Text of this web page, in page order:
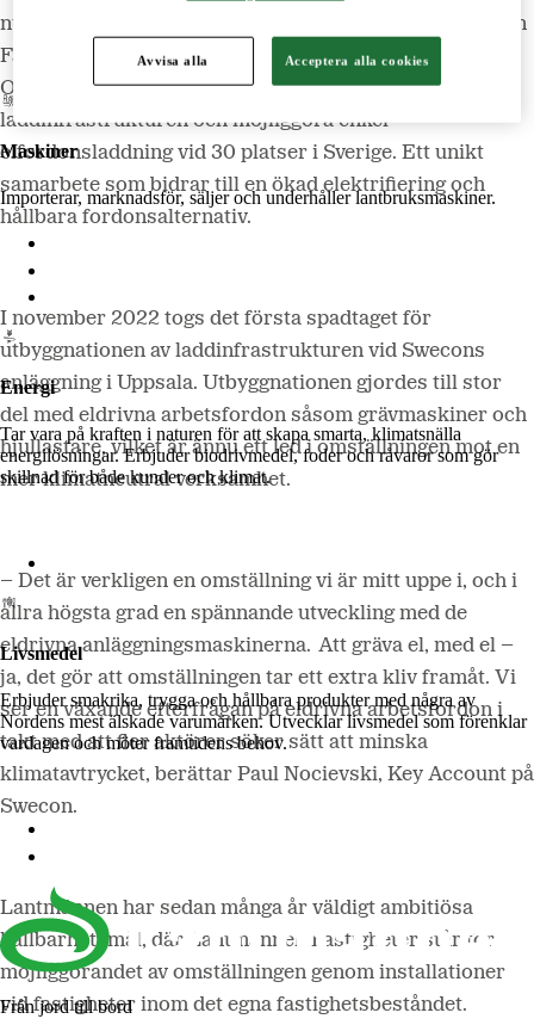
Maskiner
Importerar, marknadsför, säljer och underhåller lantbruksmaskiner.
Energi
Tar vara på kraften i naturen för att skapa smarta, klimatsnälla
energilösningar. Erbjuder biodrivmedel, foder och råvaror som gör
skillnad för både kunder och klimat.
Livsmedel
Erbjuder smakrika, trygga och hållbara produkter med några av
Nordens mest älskade varumärken. Utvecklar livsmedel som förenklar
vardagen och möter framtidens behov.
Från jord till bord
nu presenteras det senaste samarbetet när Lantmännen
Fastigheter, Lantmännens affärsområde Swecon och
OKQ8 arbetar tillsammans för att utveckla
laddinfrastrukturen och möjliggöra enkel
elfordonsladdning vid 30 platser i Sverige. Ett unikt
samarbete som bidrar till en ökad elektrifiering och
hållbara fordonsalternativ.
I november 2022 togs det första spadtaget för
utbyggnationen av laddinfrastrukturen vid Swecons
anläggning i Uppsala. Utbyggnationen gjordes till stor
del med eldrivna arbetsfordon såsom grävmaskiner och
hjullastare, vilket är ännu ett led i omställningen mot en
mer klimatneutral verksamhet.
– Det är verkligen en omställning vi är mitt uppe i, och i
allra högsta grad en spännande utveckling med de
eldrivna anläggningsmaskinerna. Att gräva el, med el –
ja, det gör att omställningen tar ett extra kliv framåt. Vi
ser en växande efterfrågan på eldrivna arbetsfordon i
takt med att fler aktörer söker sätt att minska
klimatavtrycket, berättar Paul Nocievski, Key Account på
Swecon.
Lantmännen har sedan många år väldigt ambitiösa
hållbarhetsmål, där Lantmännen Fastigheter står för
möjliggörandet av omställningen genom installationer
vid fastigheter inom det egna fastighetsbeståndet.
Avvisa alla Acceptera alla cookies